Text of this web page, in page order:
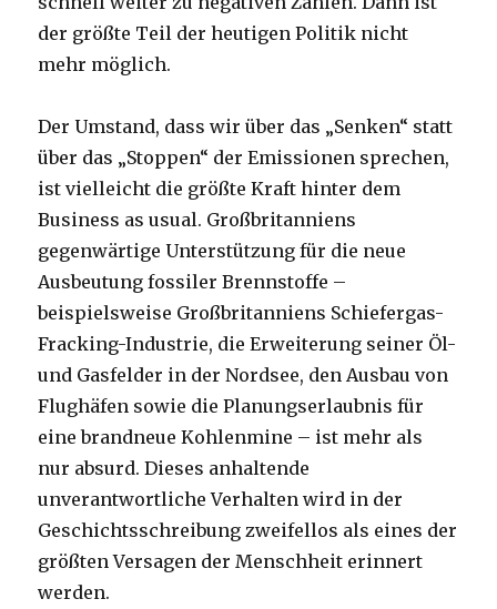
der größte Teil der heutigen Politik nicht
mehr möglich.
Der Umstand, dass wir über das „Senken“ statt
über das „Stoppen“ der Emissionen sprechen,
ist vielleicht die größte Kraft hinter dem
Business as usual. Großbritanniens
gegenwärtige Unterstützung für die neue
Ausbeutung fossiler Brennstoffe –
beispielsweise Großbritanniens Schiefergas-
Fracking-Industrie, die Erweiterung seiner Öl-
und Gasfelder in der Nordsee, den Ausbau von
Flughäfen sowie die Planungserlaubnis für
eine brandneue Kohlenmine – ist mehr als
nur absurd. Dieses anhaltende
unverantwortliche Verhalten wird in der
Geschichtsschreibung zweifellos als eines der
größten Versagen der Menschheit erinnert
werden.